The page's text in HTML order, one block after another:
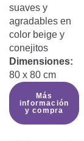
suaves y
agradables en
color beige y
conejitos
Dimensiones:
80 x 80 cm
Más
información
y compra